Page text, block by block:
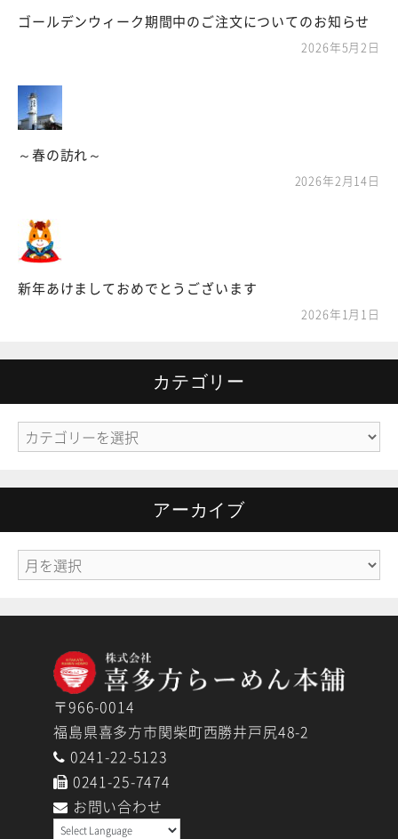
ゴールデンウィーク期間中のご注文についてのお知らせ
2026年5月2日
～春の訪れ～
2026年2月14日
新年あけましておめでとうございます
2026年1月1日
カテゴリー
カ
テ
ゴ
ー
アーカイブ
ア
ー
カ
〒966-0014
福島県喜多方市関柴町西勝井戸尻48-2
0241-22-5123
0241-25-7474
お問い合わせ